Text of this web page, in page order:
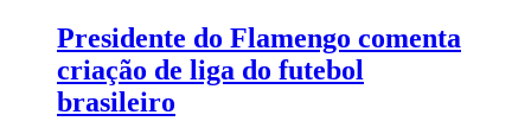
Presidente do Flamengo comenta
criação de liga do futebol
brasileiro